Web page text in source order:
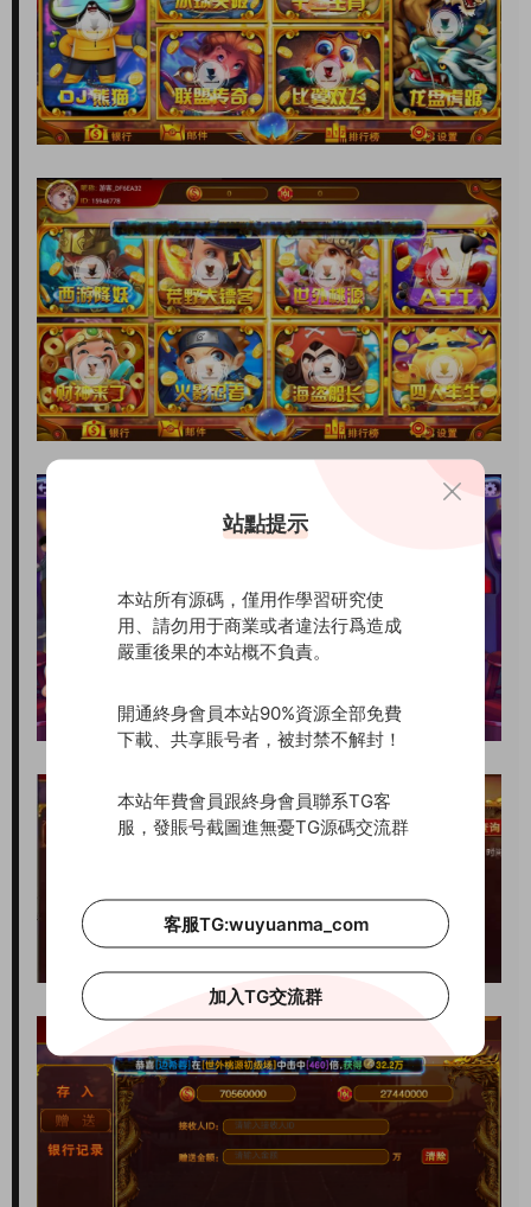
站點提示
本站所有源碼，僅用作學習研究使
用、請勿用于商業或者違法行爲造成
嚴重後果的本站概不負責。
開通終身會員本站90%資源全部免費
下載、共享賬号者，被封禁不解封！
本站年費會員跟終身會員聯系TG客
服，發賬号截圖進無憂TG源碼交流群
客服TG:wuyuanma_com
加入TG交流群